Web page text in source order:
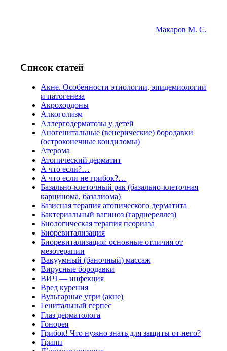
Макаров М. С.
Список статей
Акне. Особенности этиологии, эпидемиологии
и патогенеза
Акрохордоны
Алкоголизм
Аллергодерматозы у детей
Аногенитальные (венерические) бородавки
(остроконечные кондиломы)
Атерома
Атопический дерматит
А что если?…
А что если не грибок?…
Базально-клеточный рак (базально-клеточная
карцинома, базалиома)
Базисная терапия атопического дерматита
Бактериальный вагиноз (гарднереллез)
Биологическая терапия псориаза
Биоревитализация
Биоревитализация: основные отличия от
мезотерапии
Вакуумный (баночный) массаж
Вирусные бородавки
ВИЧ — инфекция
Вред курения
Вульгарные угри (акне)
Генитальный герпес
Глаз дерматолога
Гонорея
Грибок! Что нужно знать для защиты от него?
Грипп